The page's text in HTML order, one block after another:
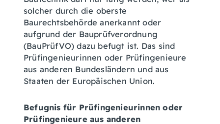
solcher durch die oberste
Baurechtsbehörde anerkannt oder
aufgrund der Bauprüfverordnung
(BauPrüfVO) dazu befugt ist. Das sind
Prüfingenieurinnen oder Prüfingenieure
aus anderen Bundesländern und aus
Staaten der Europäischen Union.
Befugnis für Prüfingenieurinnen oder
Prüfingenieure aus anderen